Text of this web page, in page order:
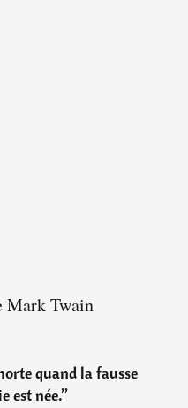
Mark Twain
quand la fausse
est née.”